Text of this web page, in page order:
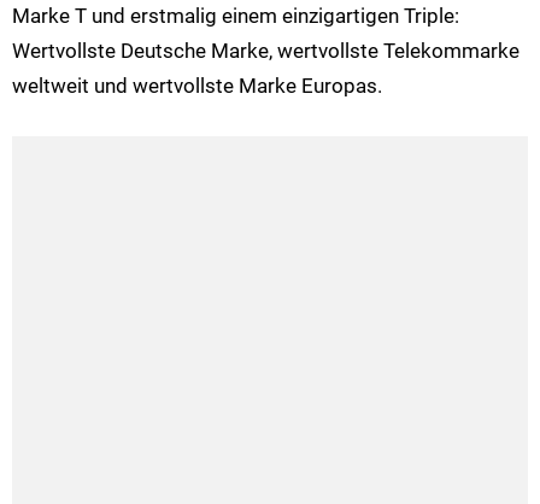
Marke T und erstmalig einem einzigartigen Triple:
Wertvollste Deutsche Marke, wertvollste Telekommarke
weltweit und wertvollste Marke Europas.